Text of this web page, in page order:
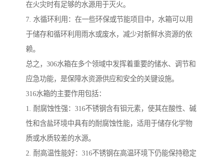
在火灾时有足够的水源用于灭火。
7. 水循环利用：在一些环保或节能项目中，水箱可以用
于储存和循环利用雨水或废水，减少对新鲜水资源的依
赖。
总之，306水箱在多个领域中发挥着重要的储水、调节和
应急功能，是保障水资源供应和安全的关键设施。
316水箱的主要作用包括：
1. 耐腐蚀性强：316不锈钢含有钼元素，使其在酸性、碱
性和含盐环境中具有的耐腐蚀性能，适用于储存化学物
质或水质较差的水源。
2. 耐高温性能好：316不锈钢在高温环境下仍能保持稳定